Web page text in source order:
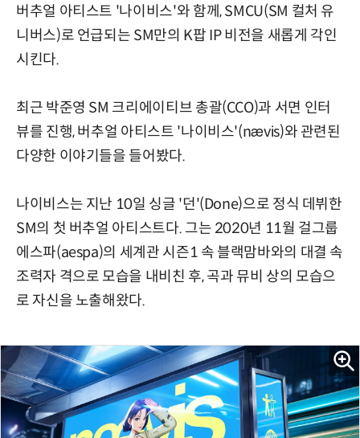
버추얼 아티스트 '나이비스'와 함께, SMCU(SM 컬처 유
니버스)로 언급되는 SM만의 K팝 IP 비전을 새롭게 각인
시킨다.
최근 박준영 SM 크리에이티브 총괄(CCO)과 서면 인터
뷰를 진행, 버추얼 아티스트 '나이비스'(nævis)와 관련된
다양한 이야기들을 들어봤다.
나이비스는 지난 10일 싱글 '던'(Done)으로 정식 데뷔한
SM의 첫 버추얼 아티스트다. 그는 2020년 11월 걸그룹
에스파(aespa)의 세계관 시즌1 속 블랙맘바와의 대결 속
조력자 격으로 모습을 내비친 후, 곡과 뮤비 상의 모습으
로 자신을 노출해왔다.